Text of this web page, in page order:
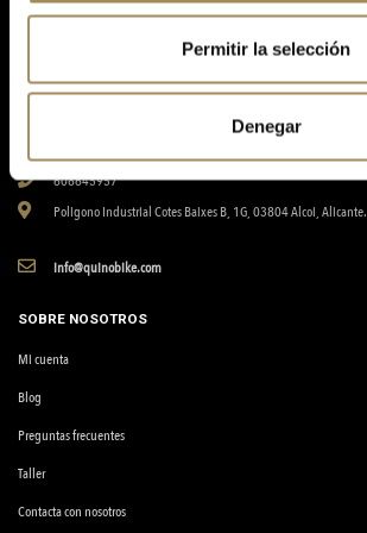
Permitir la selección
Denegar
Avinguda de la Llibertat, 20, 03610, Petrer, Alicante.
608645957
Poligono Industrial Cotes Baixes B, 1G, 03804 Alcoi, Alicante.
info@quinobike.com
SOBRE NOSOTROS
Mi cuenta
Blog
Preguntas frecuentes
Taller
Contacta con nosotros